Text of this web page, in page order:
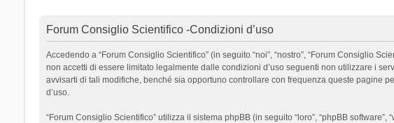
Forum Consiglio Scientifico -Condizioni d’uso
Accedendo a “Forum Consiglio Scientifico” (in seguito “noi”, “nostro”, “Forum Consiglio
non accetti di essere limitato legalmente dalle condizioni d’uso seguenti non utilizzare i
avvisarti di tali modifiche, benché sia opportuno controllare con frequenza queste pagine
d’uso.
“Forum Consiglio Scientifico” utilizza il sistema phpBB (in seguito “loro”, “phpBB